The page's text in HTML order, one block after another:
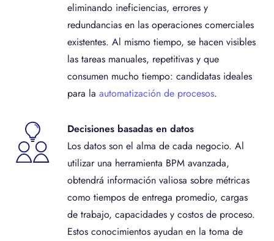
eliminando ineficiencias, errores y
redundancias en las operaciones comerciales
existentes. Al mismo tiempo, se hacen visibles
las tareas manuales, repetitivas y que
consumen mucho tiempo: candidatas ideales
para la automatización de procesos.
Decisiones basadas en datos
Los datos son el alma de cada negocio. Al
utilizar una herramienta BPM avanzada,
obtendrá información valiosa sobre métricas
como tiempos de entrega promedio, cargas
de trabajo, capacidades y costos de proceso.
Estos conocimientos ayudan en la toma de